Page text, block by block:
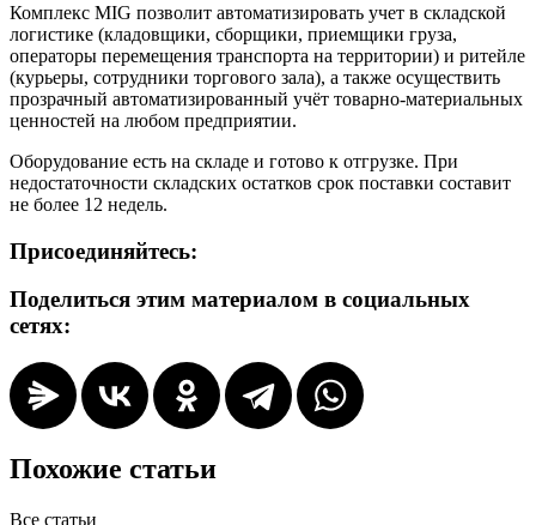
Комплекс MIG позволит автоматизировать учет в складской
логистике (кладовщики, сборщики, приемщики груза,
операторы перемещения транспорта на территории) и ритейле
(курьеры, сотрудники торгового зала), а также осуществить
прозрачный автоматизированный учёт товарно-материальных
ценностей на любом предприятии.
Оборудование есть на складе и готово к отгрузке. При
недостаточности складских остатков срок поставки составит
не более 12 недель.
Присоединяйтесь:
Поделиться этим материалом в социальных
сетях:
Похожие статьи
Все статьи